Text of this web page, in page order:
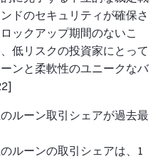
ドのセキュリティが確保さ
ックアップ期間のないこ
低リスクの投資家にとって
ンと柔軟性のユニークなバ
ルーン取引シェアが過去最
ルーンの取引シェアは、1